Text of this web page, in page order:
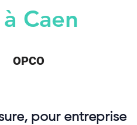
Caen
OPCO
pour entreprise